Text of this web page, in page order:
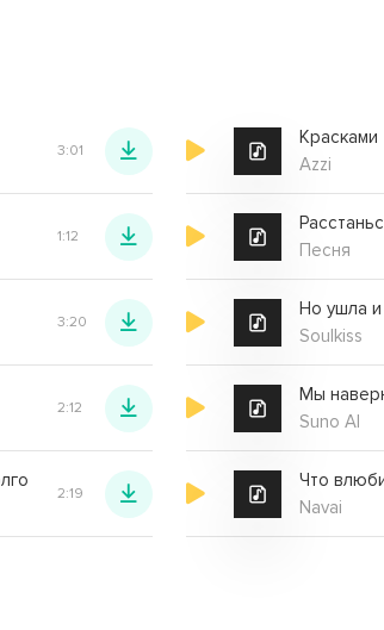
3:01
Красками
Azzi
1:12
Песня
3:20
Но ушла и
Soulkiss
2:12
Мы
Suno AI
2:19
Что
Navai